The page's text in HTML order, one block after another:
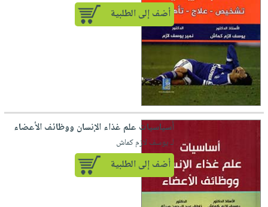
أضف إلى الطلبية
أسياسيات علم غذاء الإنسان ووظائف الأعضاء
لـ يوسف لازم كماش
أضف إلى الطلبية